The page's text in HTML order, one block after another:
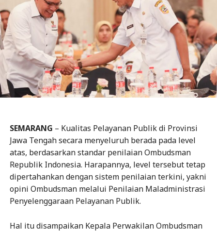
SEMARANG – Kualitas Pelayanan Publik di Provinsi
Jawa Tengah secara menyeluruh berada pada level
atas, berdasarkan standar penilaian Ombudsman
Republik Indonesia. Harapannya, level tersebut tetap
dipertahankan dengan sistem penilaian terkini, yakni
opini Ombudsman melalui Penilaian Maladministrasi
Penyelenggaraan Pelayanan Publik.
Hal itu disampaikan Kepala Perwakilan Ombudsman